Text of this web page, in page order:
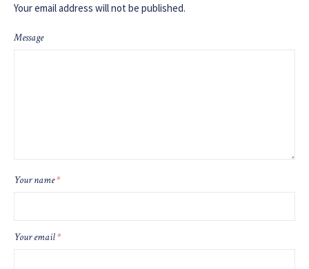
Your email address will not be published.
Message
Your name*
Your email*